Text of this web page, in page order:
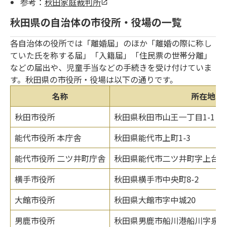
秋田県の自治体の市役所・役場の一覧
各自治体の役所では「離婚届」のほか「離婚の際に称し
ていた氏を称する届」「入籍届」「住民票の世帯分離」
などの届出や、児童手当などの手続きを受け付けていま
す。秋田県の市役所・役場は以下の通りです。
名称
所在地
秋田市役所
秋田県秋田市山王一丁目1-1
能代市役所 本庁舎
秋田県能代市上町1-3
能代市役所 二ツ井町庁舎
秋田県能代市二ツ井町字上台
横手市役所
秋田県横手市中央町8-2
大館市役所
秋田県大館市字中城20
男鹿市役所
秋田県男鹿市船川港船川字泉